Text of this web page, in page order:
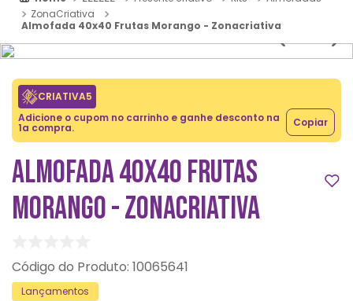
ZonaCriativa
Almofada 40x40 Frutas Morango - Zonacriativa
CRIATIVA5
Adicione o cupom no carrinho e ganhe desconto na
1a compra. Copiar
ALMOFADA 40X40 FRUTAS
MORANGO - ZONACRIATIVA
: 10065641
Lançamentos